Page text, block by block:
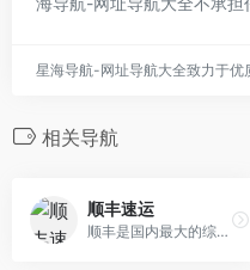
星海导航-网址导航大全致力于优
相关导航
顺丰速运
顺丰是国内最大的综合物流服务商、全球第四大快递公司，致力于成为独立第三方行业解决方案的数据科技服务公司，以领先的技术赋能客户，为客户提供涵盖多行业 、多场景、智能化、一体化的智慧供应链解决方案。